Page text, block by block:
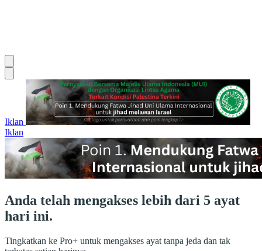
Iklan
Iklan
Anda telah mengakses lebih dari 5 ayat
hari ini.
Tingkatkan ke Pro+ untuk mengakses ayat tanpa jeda dan tak